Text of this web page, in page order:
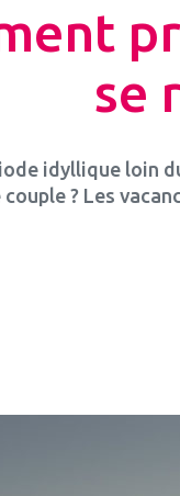
se
idyllique loin
couple ? Les